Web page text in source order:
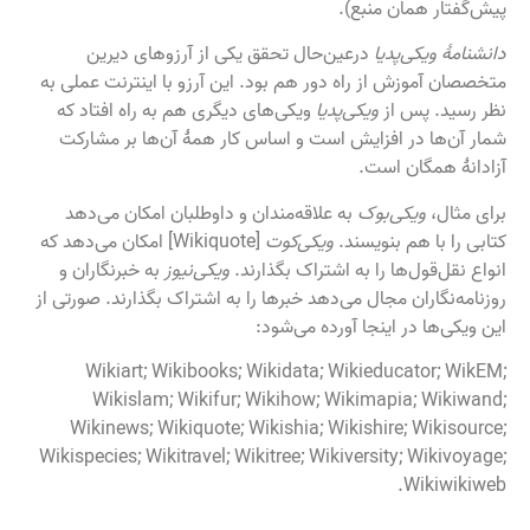
پیش‌گفتار همان منبع).
دانشنامهٔ ویکی‌پدیادرعین‌حال تحقق یکی از آرزوهای دیرین
متخصصان آموزش از راه دور هم بود. این آرزو با اینترنت عملی به
نظر رسید. پس از ویکی‌پدیاویکی‌های دیگری هم به راه افتاد که
شمار آن‌ها در افزایش است و اساس کار همهٔ آن‌ها بر مشارکت
آزادانهٔ همگان است.
برای مثال، ویکی‌بوکبه علاقه‌مندان و داوطلبان امکان می‌دهد
کتابی را با هم بنویسند. ویکی‌کوت
[Wikiquote] امکان می‌دهد که
انواع نقل‌قول‌ها را به اشتراک بگذارند. ویکی‌نیوزبه خبرنگاران و
روزنامه‌نگاران مجال می‌دهد خبرها را به اشتراک بگذارند. صورتی از
این ویکی‌ها در اینجا آورده می‌شود:
Wikiart; Wikibooks; Wikidata; Wikieducator; WikEM;
Wikislam; Wikifur; Wikihow; Wikimapia; Wikiwand;
Wikinews; Wikiquote; Wikishia; Wikishire; Wikisource;
Wikispecies; Wikitravel; Wikitree; Wikiversity; Wikivoyage;
Wikiwikiweb.